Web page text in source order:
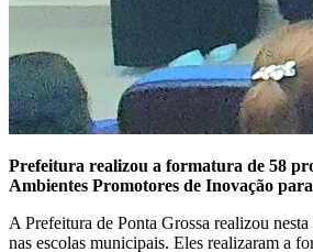
Prefeitura realizou a formatura de 58
Ambientes Promotores de Inovação
A Prefeitura de Ponta Grossa realizou
nas escolas municipais. Eles realizaram a